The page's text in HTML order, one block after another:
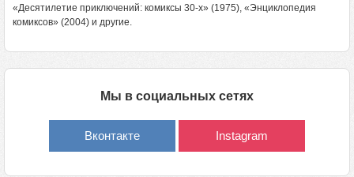
«Десятилетие приключений: комиксы 30-х» (1975), «Энциклопедия
комиксов» (2004) и другие.
Мы в социальных сетях
Вконтакте Instagram